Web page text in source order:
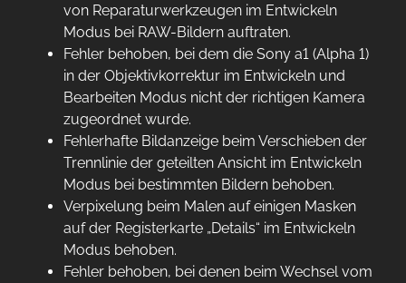
von Reparaturwerkzeugen im Entwickeln
Modus bei RAW-Bildern auftraten.
Fehler behoben, bei dem die Sony a1 (Alpha 1)
in der Objektivkorrektur im Entwickeln und
Bearbeiten Modus nicht der richtigen Kamera
zugeordnet wurde.
Fehlerhafte Bildanzeige beim Verschieben der
Trennlinie der geteilten Ansicht im Entwickeln
Modus bei bestimmten Bildern behoben.
Verpixelung beim Malen auf einigen Masken
auf der Registerkarte „Details“ im Entwickeln
Modus behoben.
Fehler behoben, bei denen beim Wechsel vom